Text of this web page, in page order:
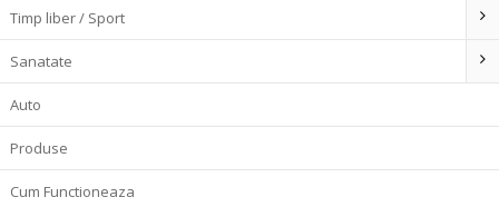
Timp liber / Sport
Sanatate
Auto
Produse
Cum Functioneaza